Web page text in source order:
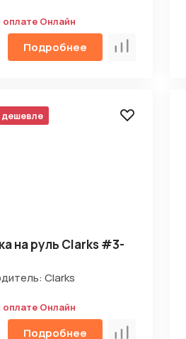
оплате Онлайн
Подробнее Сравнить
на руль Clarks #3-
Clarks
оплате Онлайн
Подробнее